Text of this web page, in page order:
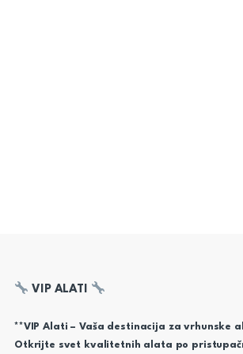
VIP ALATI
**VIP Alati – Vaša destinacija za vrhunske
Otkrijte svet kvalitetnih alata po